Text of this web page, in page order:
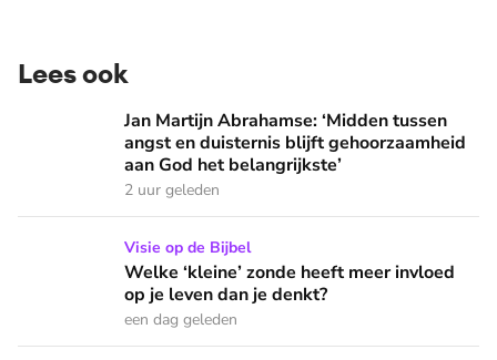
Lees ook
Jan Martijn Abrahamse: ‘Midden tussen angst en
Jan Martijn Abrahamse: ‘Midden tussen
angst en duisternis blijft gehoorzaamheid
aan God het belangrijkste’
2 uur geleden
Welke ‘kleine’ zonde heeft meer invloed op je leven dan je
Visie op de Bijbel
Welke ‘kleine’ zonde heeft meer invloed
op je leven dan je denkt?
een dag geleden